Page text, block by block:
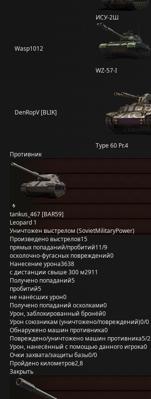
ИСУ-2Ш
Wasp1012
WZ-57-I
DenRopV [BLIK]
Type 60 Pr.4
Противник
tankus_467 [BAR59]
Leopard 1
Уничтожен выстрелом (SovietMilitaryPower)
Произведено выстрелов15
прямых попаданий/пробитий11/9
осколочно-фугасных повреждений0
Нанесение урона3638
с дистанции свыше 300 м2911
Получено попаданий5
пробитий5
не нанёсших урон0
Получено попаданий осколками0
Урон, заблокированный бронёй0
Урон союзникам (уничтожено/повреждений)0/0
Обнаружено машин противника0
Повреждено/уничтожено машин противника5/2
Урон, нанесённый с помощью данного игрока0
Очки захвата/защиты базы0/0
Пройдено километров2,8
Закрыть